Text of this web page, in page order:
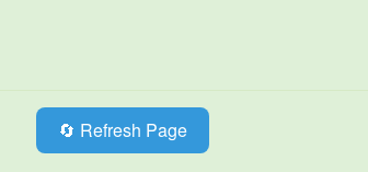
🔄 Refresh Page